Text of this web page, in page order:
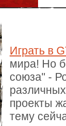
Играть в
мира! Но
союза" -
проекты
тему